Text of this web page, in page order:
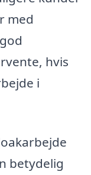
med
hvis
i
betydelig